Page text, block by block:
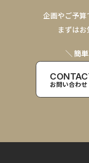
企画やご予算
まずは
＼ 簡
お問い合わ